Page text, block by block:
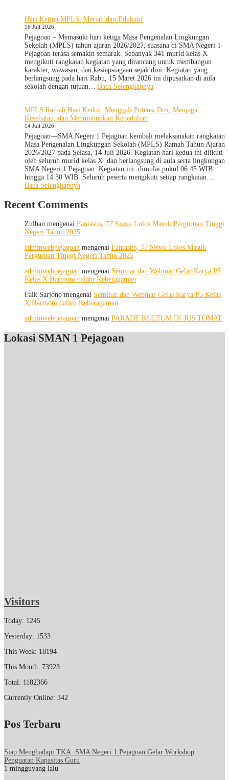
Terima
Monitoring
dan
Evaluasi
dari
Pengawas
Cabang
Wilayah
IX
Hari Ketiga MPLS: Meriah dan Edukatif
16 Juli 2026
Pejagoan – Memasuki hari ketiga Masa Pengenalan Lingkungan
Sekolah (MPLS) tahun ajaran 2026/2027, suasana di SMA Negeri 1
Pejagoan terasa semakin semarak. Sebanyak 341 murid kelas X
mengikuti rangkaian kegiatan yang dirancang untuk membangun
karakter, wawasan, dan kesiapsiagaan sejak dini. Kegiatan yang
berlangsung pada hari Rabu, 15 Maret 2026 ini dipusatkan di aula
sekolah dengan tujuan… Baca Selengkapnya:
MPLS:
Edukatif
MPLS Ramah Hari Kedua: Menggali Potensi Diri, Menjaga
Kesehatan, dan Menumbuhkan Kepedulian
14 Juli 2026
Pejagoan—SMA Negeri 1 Pejagoan kembali melaksanakan rangkaian
Masa Pengenalan Lingkungan Sekolah (MPLS) Ramah Tahun Ajaran
2026/2027 pada Selasa, 14 Juli 2026. Kegiatan hari kedua ini diikuti
oleh seluruh murid kelas X dan berlangsung di aula serta lingkungan
SMA Negeri 1 Pejagoan. Kegiatan ini dimulai pukul 06.45 WIB
hingga 14.30 WIB. Seluruh peserta mengikuti setiap rangkaian…
Baca Selengkapnya:
Ramah
Hari
Menggali
Potensi
Menjaga
Kesehatan,
Menumbuhkan
Kepedulian
Recent Comments
Zulhan mengenai Fantastis, 77 Siswa Lolos Masuk Perguruan Tinggi
Negeri Tahun 2025
adminwebpejagoan mengenai Fantastis, 77 Siswa Lolos Masuk
Perguruan Tinggi Negeri Tahun 2025
adminwebpejagoan mengenai Seminar dan Webinar Gelar Karya P5
Kelas X Harmoni dalam Keberagaman
Faik Sarjono mengenai Seminar dan Webinar Gelar Karya P5 Kelas
X Harmoni dalam Keberagaman
adminwebpejagoan mengenai PARADE KULTUM DI JUS TOMAT
Lokasi SMAN 1 Pejagoan
Visitors
Today: 1245
Yesterday: 1533
This Week: 18194
This Month: 73923
Total: 1182366
Currently Online: 342
Pos Terbaru
Siap Menghadapi TKA: SMA Negeri 1 Pejagoan Gelar Workshop
Penguatan Kapasitas Guru
1 mingguyang lalu